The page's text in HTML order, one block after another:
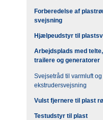
Forberedelse af
svejsning
Hjælpeudstyr til
Arbejdsplads med
trailere og generatorer
Svejsetråd til varmluft og
ekstrudersvejsning
Vulst fjernere til plast
Testudstyr til plast